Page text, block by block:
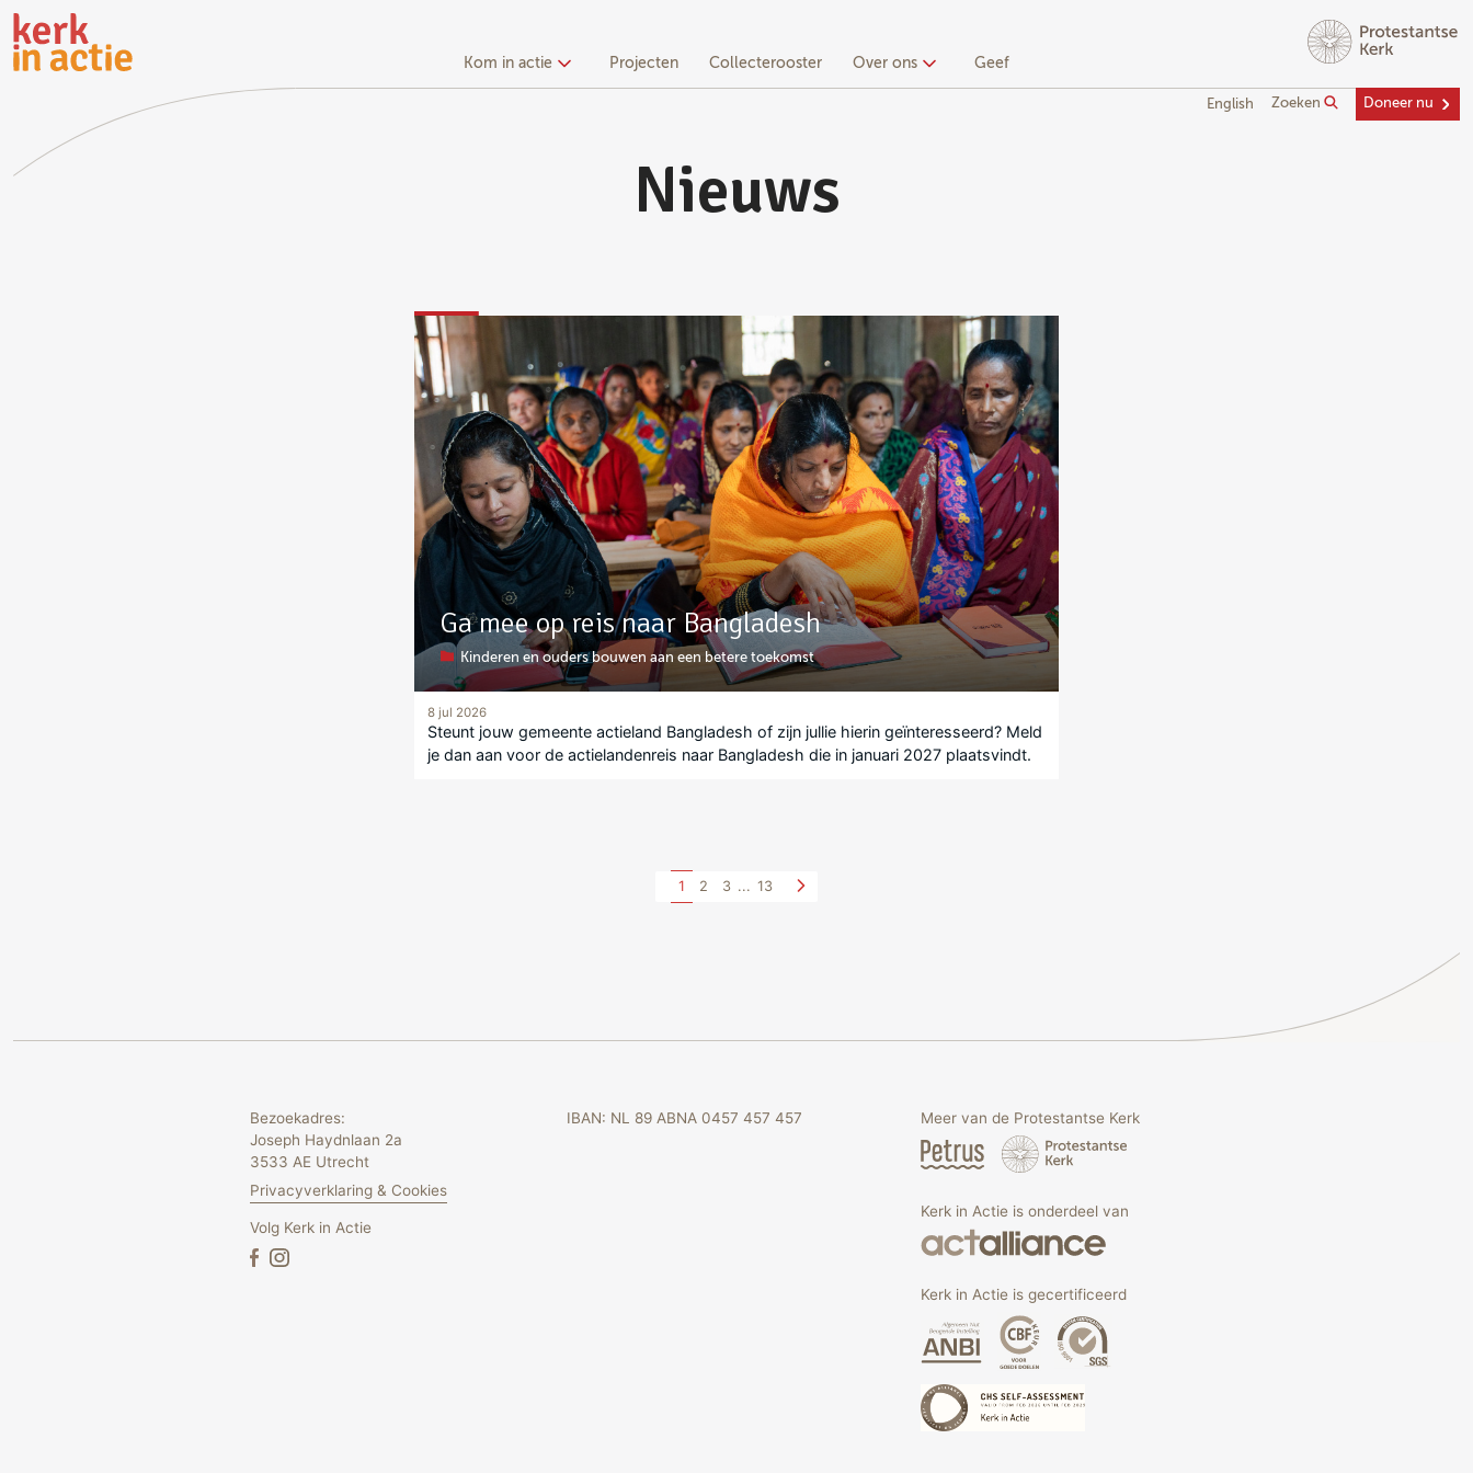
Doorgaan
naar
hoofdinhoud
Kom in actie Projecten Collecterooster Over ons Geef
English Zoeken Doneer nu
Nieuws
Ga mee op reis naar Bangladesh
Kinderen en ouders bouwen aan een betere toekomst
8 jul 2026
Steunt jouw gemeente actieland Bangladesh of zijn jullie hierin geïnteresseerd? Meld
je dan aan voor de actielandenreis naar Bangladesh die in januari 2027 plaatsvindt.
1 2 3 ... 13
Bezoekadres:
Joseph Haydnlaan 2a
3533 AE Utrecht
Privacyverklaring & Cookies
Volg Kerk in Actie
IBAN: NL 89 ABNA 0457 457 457 Meer van de Protestantse Kerk
Kerk in Actie is onderdeel van
Kerk in Actie is gecertificeerd